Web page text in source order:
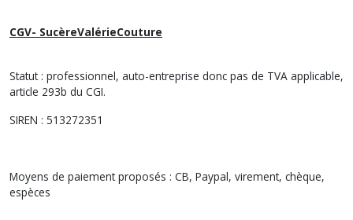
CGV- SucèreValérieCouture
Statut : professionnel, auto-entreprise donc pas de TVA applicable,
article 293b du CGI.
SIREN : 513272351
Moyens de paiement proposés : CB, Paypal, virement, chèque,
espèces